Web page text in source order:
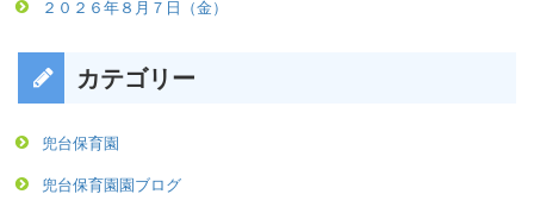
２０２６年８月７日（金）
カテゴリー
兜台保育園
兜台保育園園ブログ